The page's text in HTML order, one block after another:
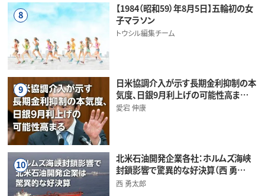
8
【1984（昭和59）年8月5日】五輪初の女
子マラソン
トウシル編集チーム
9
日米協調介入が示す長期金利抑制の本
気度、日銀9月利上げの可能性高ま…
愛宕 伸康
10
北米石油開発企業各社：ホルムズ海峡
封鎖影響で驚異的な好決算（西 勇…
西 勇太郎